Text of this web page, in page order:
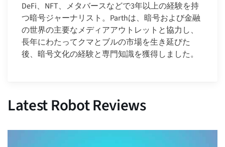
DeFi、NFT、メタバースなどで3年以上の経験を持
つ暗号ジャーナリスト。Parthは、暗号および金融
の世界の主要なメディアアウトレットと協力し、
長年にわたってクマとブルの市場を生き延びた
後、暗号文化の経験と専門知識を獲得しました。
Latest Robot Reviews